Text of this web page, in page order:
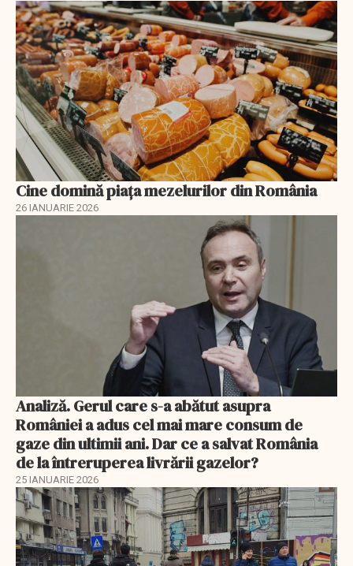
Cine domină piața mezelurilor din România
26 IANUARIE 2026
Analiză. Gerul care s-a abătut asupra
României a adus cel mai mare consum de
gaze din ultimii ani. Dar ce a salvat România
de la întreruperea livrării gazelor?
25 IANUARIE 2026